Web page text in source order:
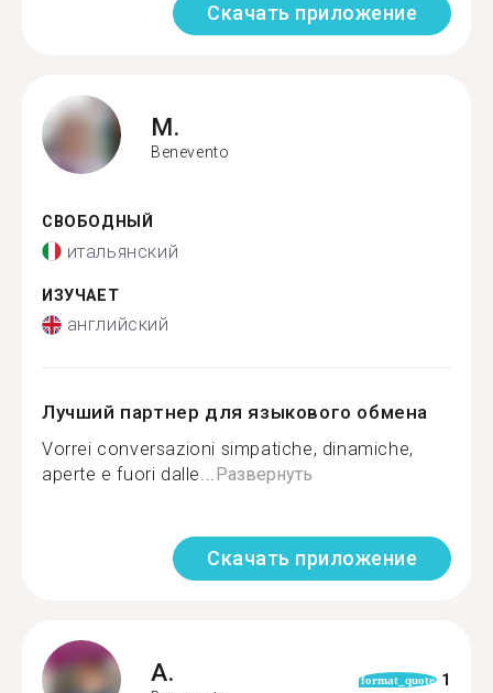
Скачать приложение
M.
Benevento
СВОБОДНЫЙ
итальянский
ИЗУЧАЕТ
английский
Лучший партнер для языкового обмена
Vorrei conversazioni simpatiche, dinamiche,
aperte e fuori dalle...Развернуть
Скачать приложение
A. format_quote 1